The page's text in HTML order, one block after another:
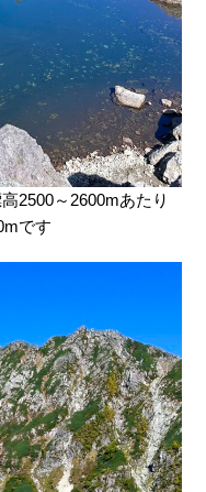
2500～2600mあたり
です